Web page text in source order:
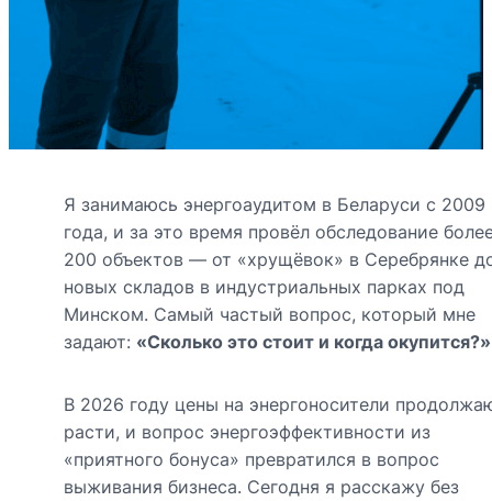
Я занимаюсь энергоаудитом в Беларуси с 2009
года, и за это время провёл обследование
200 объектов — от «хрущёвок» в Серебрянке
новых складов в индустриальных парках под
Минском. Самый частый вопрос, который мне
задают: «Сколько это стоит и когда окупится?»
В 2026 году цены на энергоносители
расти, и вопрос энергоэффективности из
«приятного бонуса» превратился в вопрос
выживания бизнеса. Сегодня я расскажу без